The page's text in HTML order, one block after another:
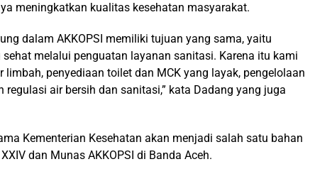
meningkatkan kualitas kesehatan masyarakat.
dalam AKKOPSI memiliki tujuan yang sama, yaitu
melalui penguatan layanan sanitasi. Karena itu kami
penyediaan toilet dan MCK yang layak, pengelolaan
regulasi air bersih dan sanitasi,” kata Dadang yang juga
Kementerian Kesehatan akan menjadi salah satu bahan
dan Munas AKKOPSI di Banda Aceh.